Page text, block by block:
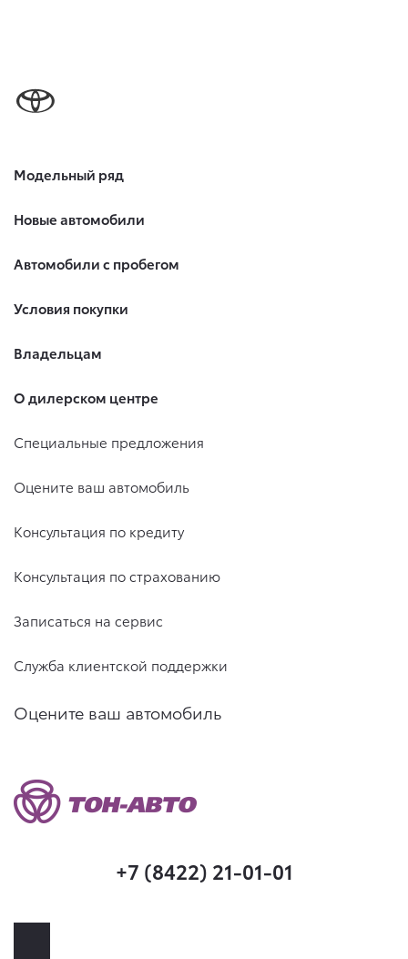
Модельный ряд
Новые автомобили
Автомобили с пробегом
Условия покупки
Владельцам
О дилерском центре
Специальные предложения
Оцените ваш автомобиль
Консультация по кредиту
Консультация по страхованию
Записаться на сервис
Служба клиентской поддержки
Оцените ваш автомобиль
+7 (8422) 21-01-01